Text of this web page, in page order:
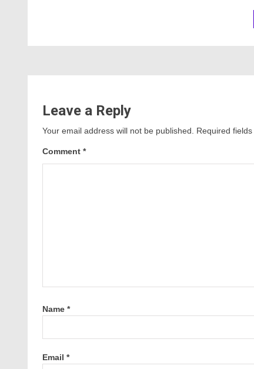
Leave a Reply
Your email address will not be published. Required
Comment *
Name *
Email *